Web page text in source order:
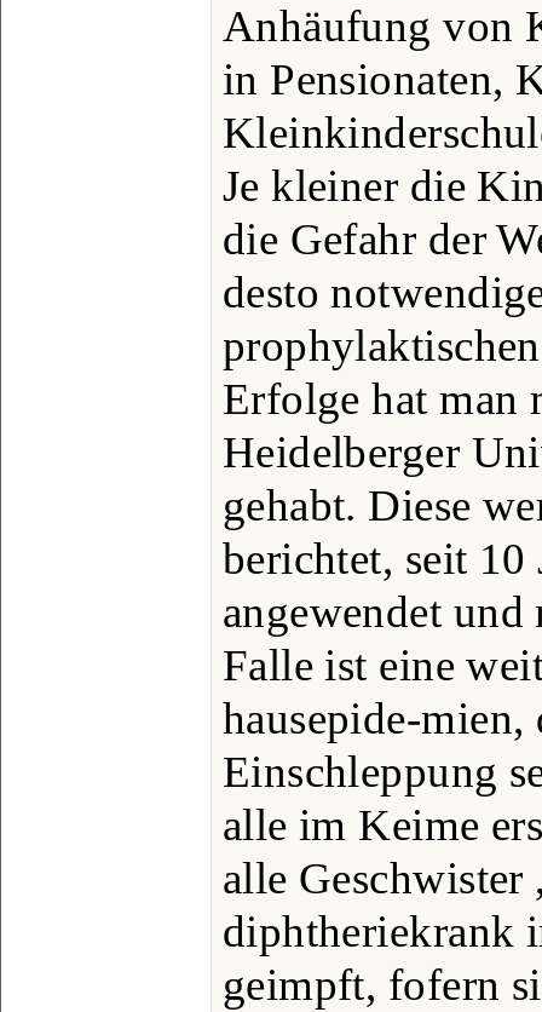
Anhäufung von
in Pensionaten,
Je kleiner die
die Gefahr der
desto
Erfolge hat man
Heidelberger
gehabt. Diese
berichtet, seit 10
angewendet
Falle ist eine
hausepide-
Einschleppung
alle im Keime
alle
diphtheriekrank
geimpft, fofern